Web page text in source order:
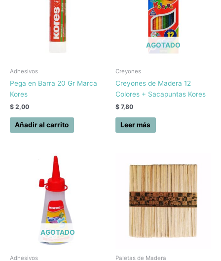
Adhesivos
Pega en Barra 20 Gr Marca
Kores
$ 2,00
Añadir al carrito
AGOTADO
Creyones
Creyones de Madera 12
Colores + Sacapuntas Kores
$ 7,80
Leer más
AGOTADO
Adhesivos Paletas de Madera